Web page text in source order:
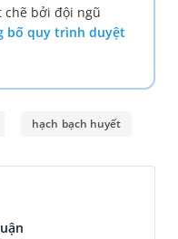
chẽ bởi đội ngũ
bố quy trình duyệt
hạch bạch huyết